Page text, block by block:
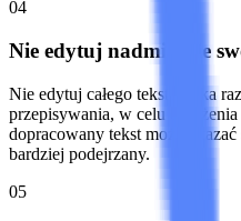
04
Nie edytuj nadmiernie
Nie edytuj całego tekstu kilka
przepisywania, w celu
dopracowany tekst może
bardziej podejrzany.
05